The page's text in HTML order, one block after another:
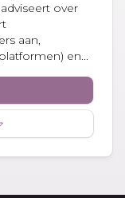
over
aan,
en...